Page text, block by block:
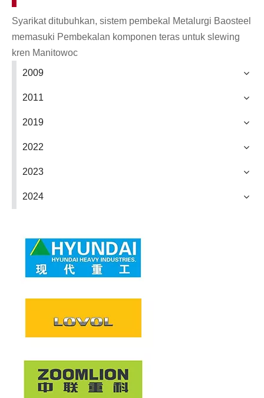
Syarikat ditubuhkan, sistem pembekal Metalurgi Baosteel
memasuki Pembekalan komponen teras untuk slewing
kren Manitowoc
2009
2011
2019
2022
2023
2024